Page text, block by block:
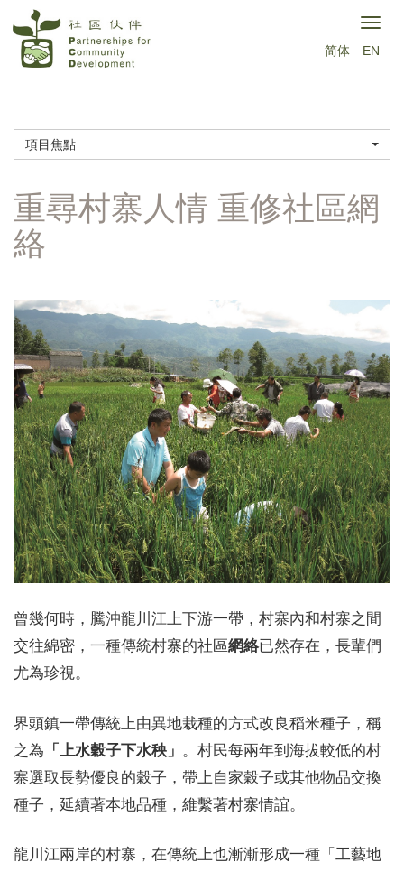
至
简体 EN
項目焦點
重尋村寨人情 重修社區網
絡
曾幾何時，騰沖龍川江上下游一帶，村寨內和村寨之間
交往綿密，一種傳統村寨的社區網絡已然存在，長輩們
尤為珍視。
界頭鎮一帶傳統上由異地栽種的方式改良稻米種子，稱
之為 「上水穀子下水秧」 。村民每兩年到海拔較低的村
寨選取長勢優良的穀子，帶上自家穀子或其他物品交換
種子，延續著本地品種，維繫著村寨情誼。
龍川江兩岸的村寨，在傳統上也漸漸形成一種「工藝地